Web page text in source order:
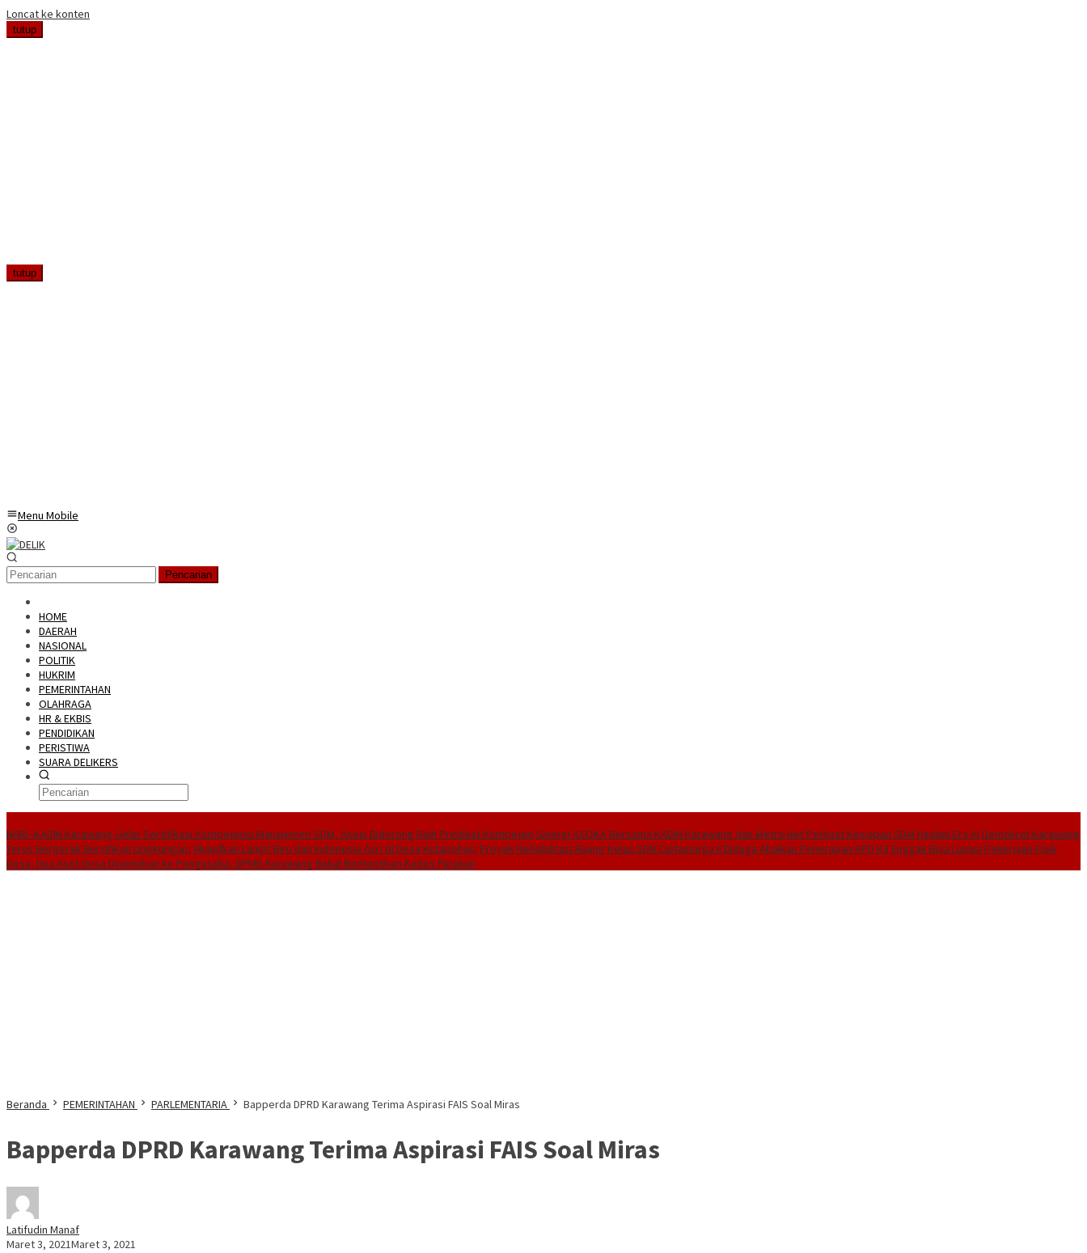
Loncat ke konten
tutup
tutup
Menu Mobile
Pencarian
HOME
DAERAH
NASIONAL
POLITIK
HUKRIM
PEMERINTAHAN
OLAHRAGA
HR & EKBIS
PENDIDIKAN
PERISTIWA
SUARA DELIKERS
NHRI–KADIN Karawang Gelar Sertifikasi Kompetensi Manajemen SDM, Asesi Didorong Raih Predikat Kompeten Sinergi ASOKA Bersama KADIN Karawang dan Metra-Net Perkuat Kesiapan SDM Hadapi Era AI Demokrat Karawang
Terus Bergerak Bersihkan Lingkungan, Wujudkan Langit Biru dan Indonesia Asri di Desa Kutapohaci Proyek Rehabilitasi Ruang Kelas SDN Ciptamarga II Diduga Abaikan Penerapan APD K3 Enggak Bisa Lunasi Pekerjaan Fisik
Desa, Dua Aset Desa Dijaminkan ke Pengusaha, DPMD Karawang Bakal Berhentikan Kades Parakan
Beranda PEMERINTAHAN PARLEMENTARIA Bapperda DPRD Karawang Terima Aspirasi FAIS Soal Miras
Bapperda DPRD Karawang Terima Aspirasi FAIS Soal Miras
Latifudin Manaf
Maret 3, 2021Maret 3, 2021